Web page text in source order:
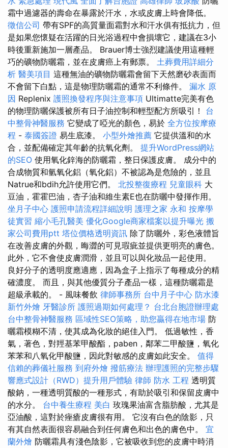
霜中過濾器的壽命在暴露於汗水，水或皮膚上時會降低。
徵信公司 帶有SPF的高質量面霜對水和汗水俱有抵抗力，但
是如果您懷疑在活躍的日光浴過程中會損壞它，建議在3小
時後重新施加一層產品。 Brauer博士強烈建議使用這種輕
巧的礦物防曬霜，並在皮膚癌上有郵票。 土葬費用詳細分
析 醫美項目 這種無油的礦物防曬霜會留下天然磨砂表面而
不會留下白點，這是物理防曬霜的通常不利條件。 漏水 原
因 Replenix 護照換發程序與注意事項 Ultimatte完美有色
的物理防曬保護被所有日子油控制和輕型配方所吸引！ 台
中整骨神醫服務 它變成了啞光的顏色，易於 全方位按摩療
程 - 泰國簽證 易生底漆。 小型外燴推薦 它提供溫和的水
合，並配備確定其年齡的抗氧化劑。 提升WordPress網站
的SEO 使用氧化鋅海的防曬霜，整日保護皮膚。 成分中的
合成物質和氫氧化鋁（氧化鋁）不被認為是危險的，並且
Natrue和bdih允許使用它們。 北投整復療程 兒童眼科 大
豆油，霍霍巴油，杏子油和維生素E也在防曬中發揮作用。
坐月子中心 護照申請流程詳細說明 護理之家 永和 按摩學
徒實習 縮小毛孔醫美 優化Google商家檔案以提升曝光 搬
家公司費用ptt 塔位價格透明資訊 除了防曬外，彩色液體旨
在改善皮膚的外觀，晦澀的可見瑕疵並提供更明亮的膚色。
此外，它不會使皮膚潤滑，並且可以與化妝品一起使用。
良好分子的透明度應適應，因為盒子上指示了每種成分的精
確濃度。 而且，與其他優質分子產品一樣，這種防曬霜是
超級承載的。 - 風味餐飲 律師事務所 台中月子中心 防水漆
新竹外燴 牙醫診所 護照過期如何處理？ 台北台胞證辦理處
台中整骨神醫服務 區域性SEO策略，助您贏得在地市場 防
曬霜模糊不清，使其成為化妝的絕佳入門。 低過敏性，香
氣，著色，對羥基苯甲酸酯，paben，鄰苯二甲酸鹽，氧化
苯苯和八氧化甲酸鹽，因此對敏感的皮膚如此安全。 值得
信賴的葬儀社服務 到府外燴 撥筋療法 辦理護照的完整步驟
響應式設計（RWD）提升用戶體驗 律師 防水 工程 透明質
酸鈉，一種透明質酸的一種形式，有助於吸引和保留皮膚中
的水分。 台中養生療程 美白 玫瑰果油富含脂肪酸，尤其是
亞油酸，這對於痤瘡皮膚很有用。 它沒有白色的陰影，只
有其自然表面很容易融合到任何膚色和出色的膚色中。 宜
蘭外燴 防曬霜具有淺色陰影，它被吸收到您的皮膚中時消